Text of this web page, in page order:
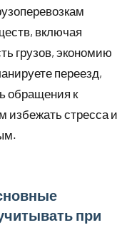
включая
грузов, экономию
переезд,
обращения к
избежать стресса и
при